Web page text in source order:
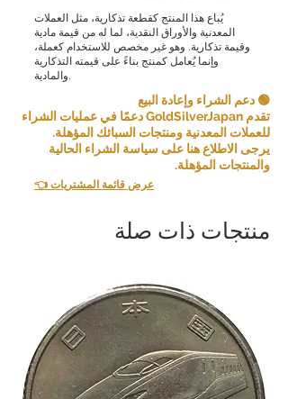
نقبل الإرجاع لأسباب تتعلق براحة العميل.
مع ذلك، في بعض الحالات، قد نقبل الإرجاع
كاستثناء. الإرجاع ممكن إذا استوفيت الشروط
عنصر غير صحيح: إذا تلقيت عنصرًا مختلفًا عن
العنصر الذي طلبته، فيرجى إخبارنا بذلك في
غضون [5 أيام] من استلام العنصر وسنرسل
إليك العنصر الصحيح ونغطي أي تكاليف شحن
إذا قمت بإلغاء أي جزء أو أجزاء من طلبك
يرجى دراسة المنتجات والشروط بعناية قبل
تقديم طلبك واتخاذ قرارك.
نشكر تفهمكم وتعاونكم. رضاكم هو أولويتنا
القصوى، وسنبذل قصارى جهدنا لنقدم لكم
تجربة تسوق مميزة.
يُباع هذا المنتج كقطعة تذكارية، مثل العملات
المعدنية والأوراق النقدية، لما له من قيمة مادية
وقيمة تذكارية. وهو غير مخصص للاستخدام كعملة،
وإنما يُعامل كمنتج بناءً على قيمته التذكارية
🟢 دعم الشراء وإعادة البيع
تقدم GoldSilverJapan دعمًا في عمليات الشراء
للعملات المعدنية ومنتجات السبائك المؤهلة.
يرجى الاطلاع هنا على سياسة الشراء الحالية
والمنتجات المؤهلة.
👈 عرض قائمة المشتريات
منتجات ذات صلة